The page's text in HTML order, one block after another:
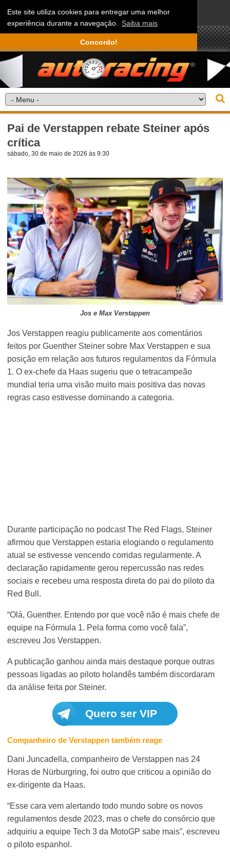
Este site utiliza cookies para entregar uma melhor
experiência durante a navegação. Saiba mais
Concordo!
Pai de Verstappen rebate Steiner após
crítica
sábado, 30 de maio de 2026 às 9:30
Jos e Max Verstappen
Jos Verstappen reagiu publicamente aos comentários
feitos por Guenther Steiner sobre Max Verstappen e sua
posição em relação aos futuros regulamentos da Fórmula
1. O ex-chefe da Haas sugeriu que o tetracampeão
mundial teria uma visão muito mais positiva das novas
regras caso estivesse dominando a categoria.
Durante participação no podcast The Red Flags, Steiner
afirmou que Verstappen estaria elogiando o regulamento
atual se estivesse vencendo corridas regularmente. A
declaração rapidamente gerou repercussão nas redes
sociais e recebeu uma resposta direta do pai do piloto da
Red Bull.
“Olá, Guenther. Entendo por que você não é mais chefe de
equipe na Fórmula 1. Pela forma como você fala”,
escreveu Jos Verstappen.
A publicação ganhou ainda mais destaque porque outras
pessoas ligadas ao piloto holandês também discordaram
da análise feita por Steiner.
Quero ser VIP
Companheiro de Verstappen também reage
Dani Juncadella, companheiro de Verstappen nas 24
Horas de Nürburgring, foi outro que criticou a opinião do
ex-dirigente da Haas.
“Esse cara vem alertando todo mundo sobre os novos
regulamentos desde 2023, mas o chefe do consórcio que
adquiriu a equipe Tech 3 da MotoGP sabe mais”, escreveu
o piloto espanhol.